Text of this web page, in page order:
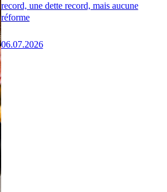
record, une dette record, mais aucune
réforme
06.07.2026